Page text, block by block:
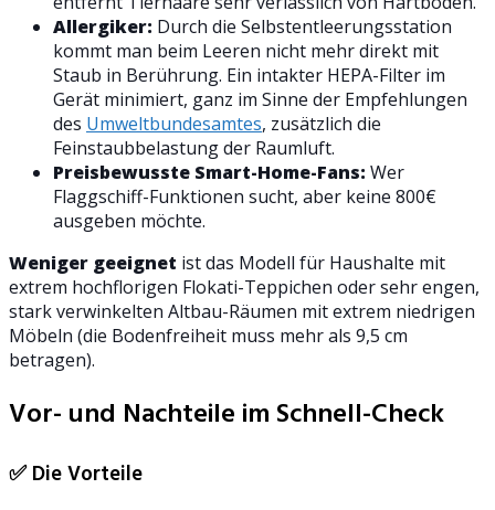
Allergiker: Durch die Selbstentleerungsstation
kommt man beim Leeren nicht mehr direkt mit
Staub in Berührung. Ein intakter HEPA-Filter im
Gerät minimiert, ganz im Sinne der Empfehlungen
des Umweltbundesamtes, zusätzlich die
Feinstaubbelastung der Raumluft.
Preisbewusste Smart-Home-Fans: Wer
Flaggschiff-Funktionen sucht, aber keine 800€
ausgeben möchte.
Weniger geeignet ist das Modell für Haushalte mit
extrem hochflorigen Flokati-Teppichen oder sehr engen,
stark verwinkelten Altbau-Räumen mit extrem niedrigen
Möbeln (die Bodenfreiheit muss mehr als 9,5 cm
betragen).
Vor- und Nachteile im Schnell-Check
✅ Die Vorteile